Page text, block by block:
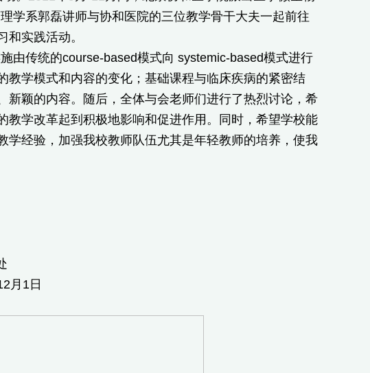
学系郭磊讲师与协和医院的三位教学骨干大夫一起前往
实践活动。
由传统的course-based模式向 systemic-based模式进行
学模式和内容的变化；基础课程与临床疾病的紧密结
颖的内容。随后，全体与会老师们进行了热烈讨论，希
学改革起到积极地影响和促进作用。同时，希望学校能
经验，加强我校教师队伍尤其是年轻教师的培养，使我